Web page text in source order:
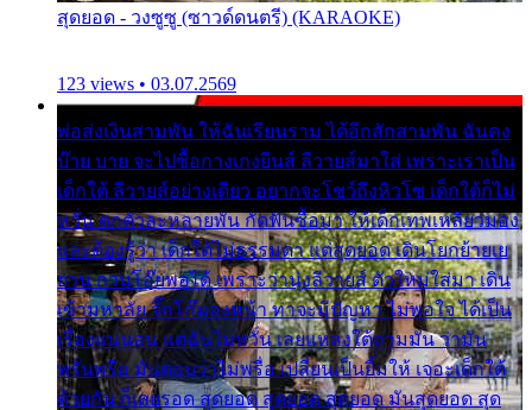
สุดยอด - วงซูซู (ซาวด์ดนตรี) (KARAOKE)
123 views • 03.07.2569
พ่อส่งเงินสามพัน ให้ฉันเรียนราม ได้อีกสักสามพัน ฉันคง
บ๊าย บาย จะไปซื้อกางเกงยีนส์ ลีวายส์มาใส่ เพราะเราเป็น
เด็กใต้ ลีวายส์อย่างเดียว อยากจะโชว์ถึงหิวโซ เด็กใต้ก็ไม่
หวั่น ตกตัวละหลายพัน กัดฟันซื้อมา ให้เด็กเทพเหลียวมอง
และต้องรู้ว่า เด็กใต้ไม่ธรรมดา แต่สุดยอด เดินโยกย้ายเย
ยวน กวนโอ๊ยพอได้ เพราะว่านุ่งลีวายส์ ตัวใหม่ใส่มา เดิน
เข้ามหาลัย จิ๊กโก๊มองหน้า ท่าจะมีปัญหา ไม่พอใจ ได้เป็น
เรื่องแน่นอน แต่ฉันไม่หวั่น เลยแหลงใต้ถามมัน ว่ามัน
พรั่นพรือ มันตอบว่าไม่พรื่อ เปลี่ยนเป็นยิ้มให้ เจอะเด็กใต้
ด้วยกัน ก็เลยรอด สุดยอด สุดยอด สุดยอด มันสุดยอด สุด